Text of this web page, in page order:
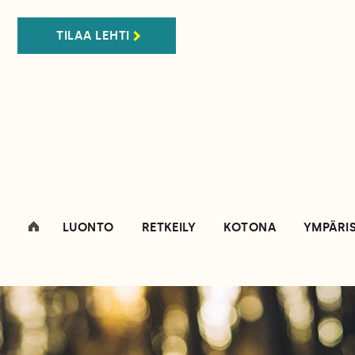
TILAA LEHTI
LUONTO RETKEILY KOTONA